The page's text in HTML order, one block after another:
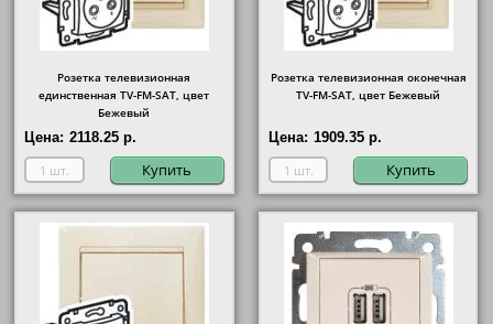
Розетка телевизионная
единственная ТV-FМ-SАТ, цвет
Бежевый
Цена: 2118.25 р.
Купить
Розетка телевизионная оконечная
ТV-FМ-SАТ, цвет Бежевый
Цена: 1909.35 р.
Купить